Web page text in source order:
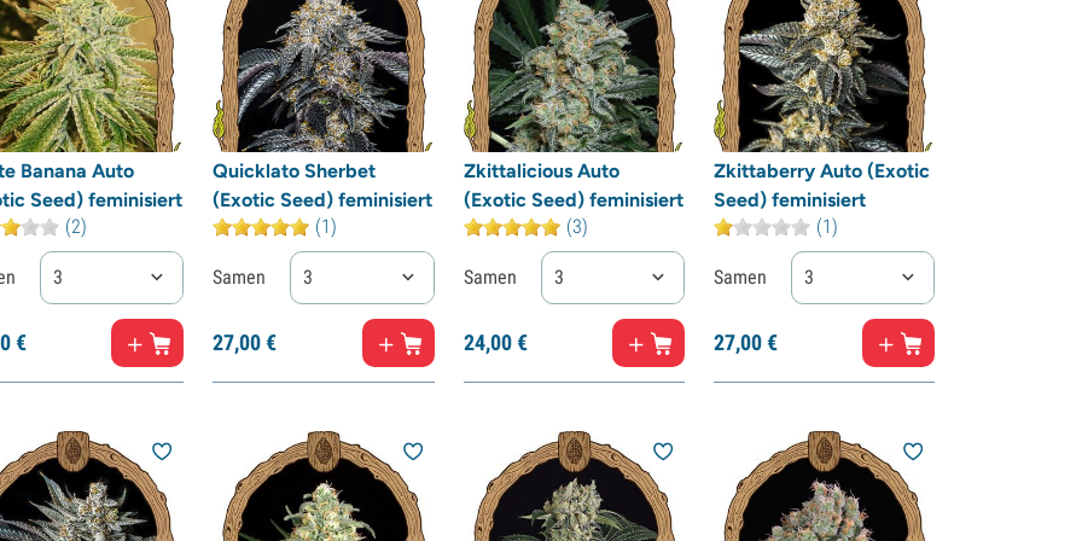
Banana Auto
Seed) feminisiert
(2)
3
€
Quicklato Sherbet
(Exotic Seed) feminisiert
(1)
Samen 3
27,00€
Zkittalicious Auto
(Exotic Seed) feminisiert
(3)
Samen 3
24,00€
Zkittaberry Auto (Exotic
Seed) feminisiert
(1)
Samen 3
27,00€